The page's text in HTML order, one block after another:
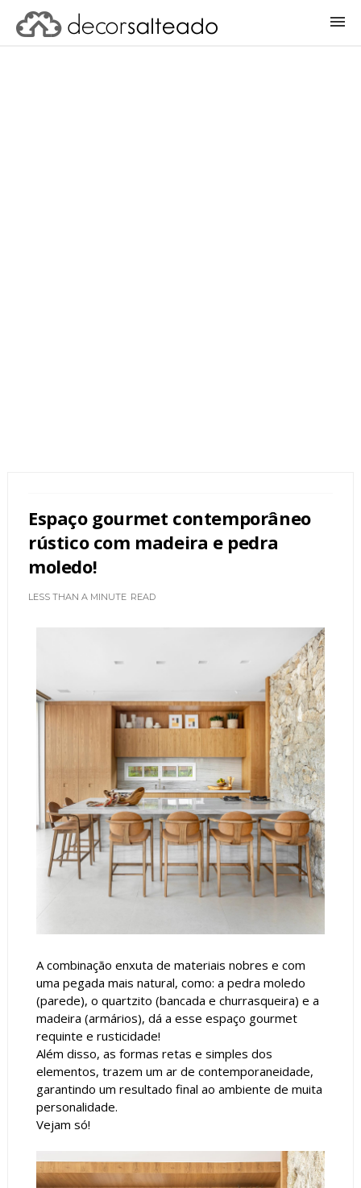
Espaço gourmet contemporâneo
rústico com madeira e pedra
moledo!
LESS THAN A MINUTE READ
A combinação enxuta de materiais nobres e com
uma pegada mais natural, como: a pedra moledo
(parede), o quartzito (bancada e churrasqueira) e a
madeira (armários), dá a esse espaço gourmet
requinte e rusticidade!
Além disso, as formas retas e simples dos
elementos, trazem um ar de contemporaneidade,
garantindo um resultado final ao ambiente de muita
personalidade.
Vejam só!